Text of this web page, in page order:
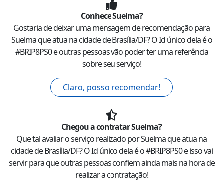
ConheceSuelma?
Gostaria de deixar uma mensagem de recomendação para
Suelmaque atua na cidade deBrasília/DF? O Id único dela é o
#BRIP8PS0e outras pessoas vão poder ter uma referência
sobre seu serviço!
Claro, posso recomendar!
Chegou a contratarSuelma?
Que tal avaliar o serviço realizado porSuelmaque atua na
cidade deBrasília/DF? O Id único dela é o #BRIP8PS0e isso vai
servir para que outras pessoas confiem ainda mais na hora de
realizar a contratação!